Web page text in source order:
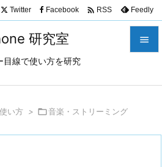
研究室
目線で使い方を研究

Twitter Facebook  RSS Feedly
い方 > 音楽・ストリーミング